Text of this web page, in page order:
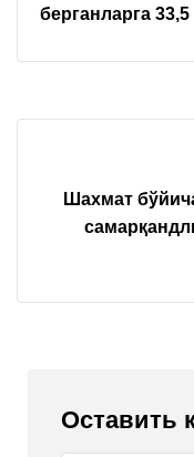
берганларга
Шахмат
Оставить